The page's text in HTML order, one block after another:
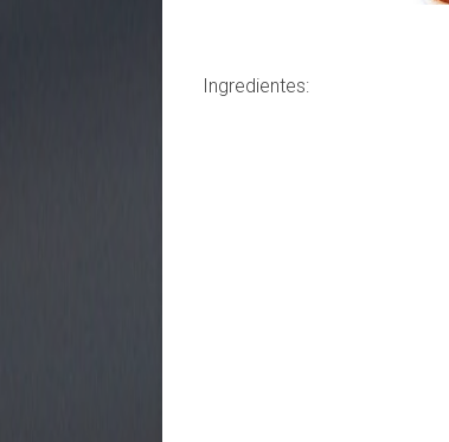
Ingredientes: